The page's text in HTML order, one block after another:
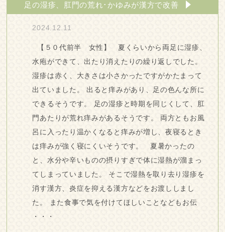
足の湿疹、肛門の荒れ･かゆみが漢方で改善
2024.12.11
【５０代前半 女性】 夏くらいから両足に湿疹、
水疱ができて、出たり消えたりの繰り返しでした。
湿疹は赤く、大きさは小さかったですがかたまって
出ていました。 出ると痒みがあり、足の色んな所に
できるそうです。 足の湿疹と時期を同じくして、肛
門あたりが荒れ痒みがあるそうです。 両方ともお風
呂に入ったり温かくなると痒みが増し、夜寝るとき
は痒みが強く寝にくいそうです。 夏暑かったの
と、水分や辛いものの摂りすぎで体に湿熱が溜まっ
てしまっていました。 そこで湿熱を取り去り湿疹を
消す漢方、炎症を抑える漢方などをお渡ししまし
た。 また食事で気を付けてほしいことなどもお伝
・・・